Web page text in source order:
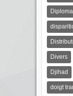
Divers
Djihad
doigt